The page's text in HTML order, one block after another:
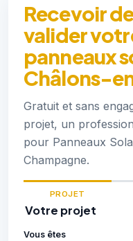
Recevoir
valider
panneaux
Châlons-
Gratuit et sans
projet, un
pour Panneaux
Champagne.
PROJET
Votre projet
Vous êtes